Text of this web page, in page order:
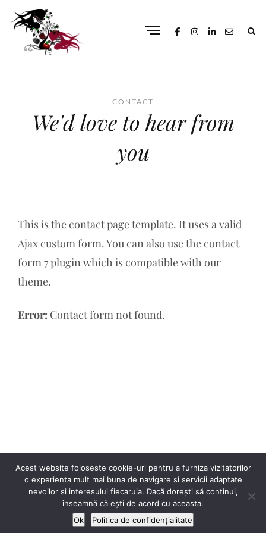
CONTACT
We'd love to hear from
you
This is the contact page template. It uses a valid
Ajax custom form. You can also use the contact
form 7 plugin which is compatible with our
theme.
Error: Contact form not found.
2026 © Lilith & Eva 2026 | All Rights Reserved
Acest website foloseste cookie-uri pentru a furniza vizitatorilor
o experienta mult mai buna de navigare si servicii adaptate
nevoilor si interesului fiecaruia. Dacă dorești să continui,
înseamnă că ești de acord cu aceasta.
Ok
Politica de confidențialitate